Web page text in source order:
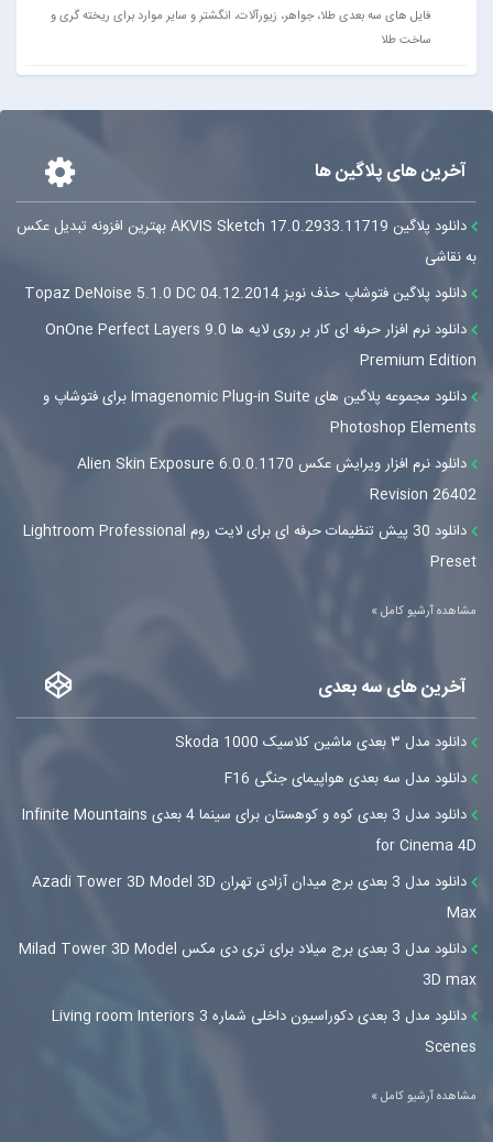
فایل های سه بعدی طلا، جواهر، زیورآلات، انگشتر و سایر موارد برای ریخته گری و
ساخت طلا
آخرین های پلاگین ها
دانلود پلاگین AKVIS Sketch 17.0.2933.11719 بهترین افزونه تبدیل عکس
به نقاشی
دانلود پلاگین فتوشاپ حذف نویز Topaz DeNoise 5.1.0 DC 04.12.2014
دانلود نرم افزار حرفه ای کار بر روی لایه ها OnOne Perfect Layers 9.0
Premium Edition
دانلود مجموعه پلاگین های Imagenomic Plug-in Suite برای فتوشاپ و
Photoshop Elements
دانلود نرم افزار ویرایش عکس Alien Skin Exposure 6.0.0.1170
Revision 26402
دانلود 30 پیش تنظیمات حرفه ای برای لایت روم Lightroom Professional
Preset
مشاهده آرشیو کامل »
آخرین های سه بعدی
دانلود مدل ۳ بعدی ماشین کلاسیک Skoda 1000
دانلود مدل سه بعدی هواپیمای جنگی F16
دانلود مدل 3 بعدی کوه و کوهستان برای سینما 4 بعدی Infinite Mountains
for Cinema 4D
دانلود مدل 3 بعدی برج میدان آزادی تهران Azadi Tower 3D Model 3D
Max
دانلود مدل 3 بعدی برج میلاد برای تری دی مکس Milad Tower 3D Model
3D max
دانلود مدل 3 بعدی دکوراسیون داخلی شماره 3 Living room Interiors
Scenes
مشاهده آرشیو کامل »